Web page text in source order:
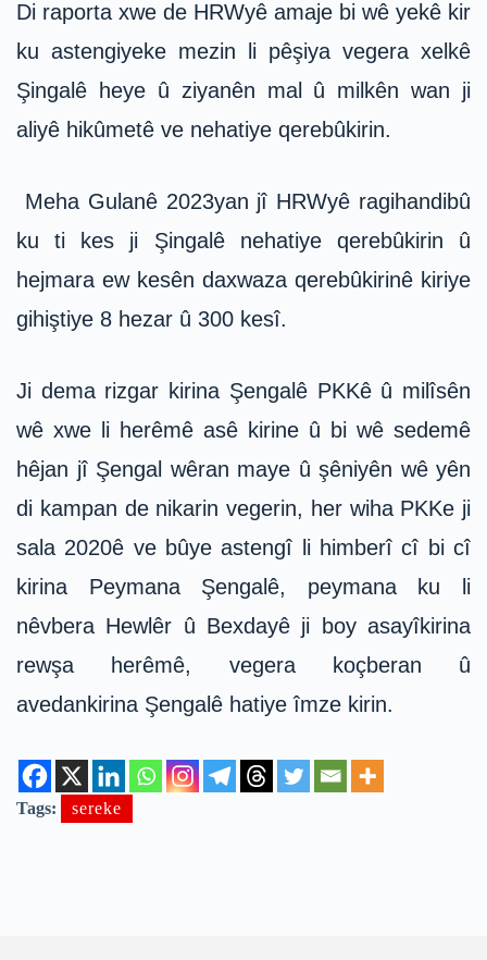
Di raporta xwe de HRWyê amaje bi wê yekê kir
ku astengiyeke mezin li pêşiya vegera xelkê
Şingalê heye û ziyanên mal û milkên wan ji
aliyê hikûmetê ve nehatiye qerebûkirin.
Meha Gulanê 2023yan jî HRWyê ragihandibû
ku ti kes ji Şingalê nehatiye qerebûkirin û
hejmara ew kesên daxwaza qerebûkirinê kiriye
gihiştiye 8 hezar û 300 kesî.
Ji dema rizgar kirina Şengalê PKKê û milîsên
wê xwe li herêmê asê kirine û bi wê sedemê
hêjan jî Şengal wêran maye û şêniyên wê yên
di kampan de nikarin vegerin, her wiha PKKe ji
sala 2020ê ve bûye astengî li himberî cî bi cî
kirina Peymana Şengalê, peymana ku li
nêvbera Hewlêr û Bexdayê ji boy asayîkirina
rewşa herêmê, vegera koçberan û
avedankirina Şengalê hatiye îmze kirin.
Tags: sereke